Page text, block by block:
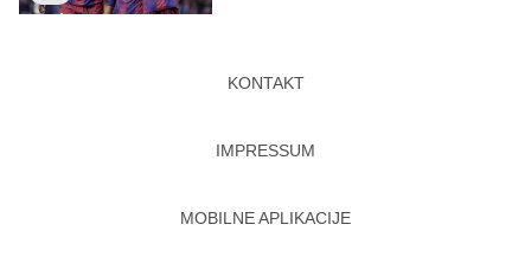
KONTAKT
IMPRESSUM
MOBILNE APLIKACIJE